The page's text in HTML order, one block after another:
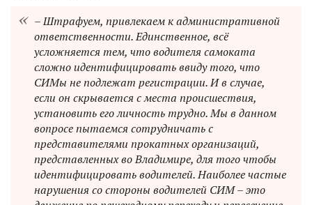
– Штрафуем, привлекаем к административной
ответственности. Единственное, всё
усложняется тем, что водителя самоката
сложно идентифицировать ввиду того, что
СИМы не подлежат регистрации. И в случае,
если он скрывается с места происшествия,
установить его личность трудно. Мы в данном
вопросе пытаемся сотрудничать с
представителями прокатных организаций,
представленных во Владимире, для того чтобы
идентифицировать водителей. Наиболее частые
нарушения со стороны водителей СИМ – это